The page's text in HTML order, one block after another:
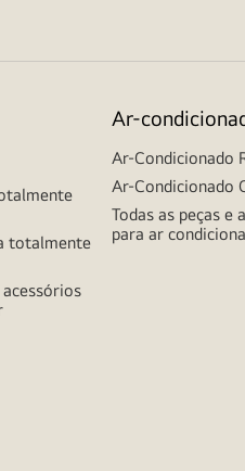
totalmente
acessórios
Ar-
Ar-Condicionado
Ar-Condicionado
Todas as peças e
para ar